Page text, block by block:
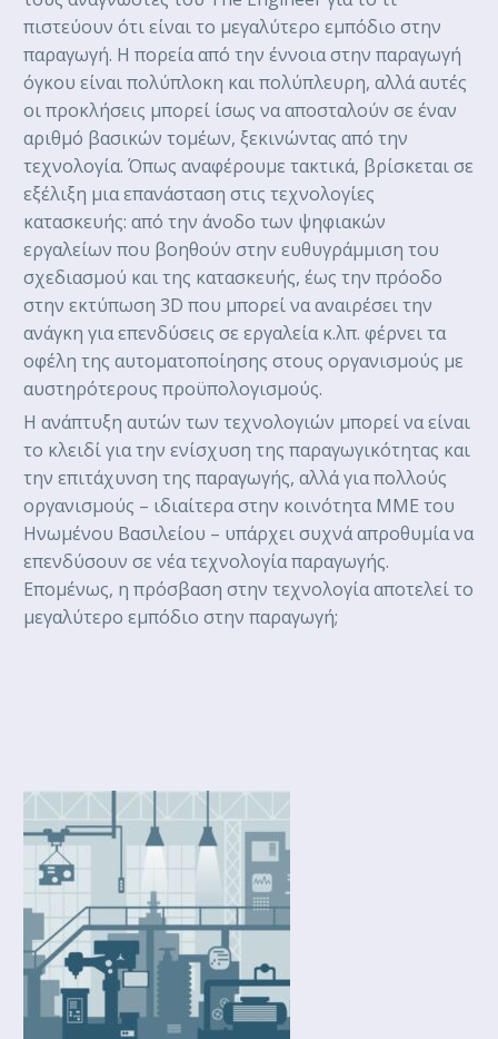
πιστεύουν ότι είναι το μεγαλύτερο εμπόδιο στην
παραγωγή. Η πορεία από την έννοια στην παραγωγή
όγκου είναι πολύπλοκη και πολύπλευρη, αλλά αυτές
οι προκλήσεις μπορεί ίσως να αποσταλούν σε έναν
αριθμό βασικών τομέων, ξεκινώντας από την
τεχνολογία. Όπως αναφέρουμε τακτικά, βρίσκεται σε
εξέλιξη μια επανάσταση στις τεχνολογίες
κατασκευής: από την άνοδο των ψηφιακών
εργαλείων που βοηθούν στην ευθυγράμμιση του
σχεδιασμού και της κατασκευής, έως την πρόοδο
στην εκτύπωση 3D που μπορεί να αναιρέσει την
ανάγκη για επενδύσεις σε εργαλεία κ.λπ. φέρνει τα
οφέλη της αυτοματοποίησης στους οργανισμούς με
αυστηρότερους προϋπολογισμούς.
Η ανάπτυξη αυτών των τεχνολογιών μπορεί να είναι
το κλειδί για την ενίσχυση της παραγωγικότητας και
την επιτάχυνση της παραγωγής, αλλά για πολλούς
οργανισμούς – ιδιαίτερα στην κοινότητα ΜΜΕ του
Ηνωμένου Βασιλείου – υπάρχει συχνά απροθυμία να
επενδύσουν σε νέα τεχνολογία παραγωγής.
Επομένως, η πρόσβαση στην τεχνολογία αποτελεί το
μεγαλύτερο εμπόδιο στην παραγωγή;